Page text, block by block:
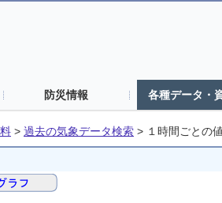
防災情報 各種データ・
> 過去の気象データ検索 > １時間ごとの